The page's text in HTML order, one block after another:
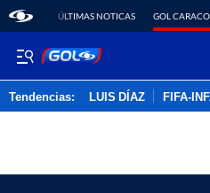
ÚLTIMAS NOTICAS GOL
Tendencias: LUIS DÍAZ FIFA-